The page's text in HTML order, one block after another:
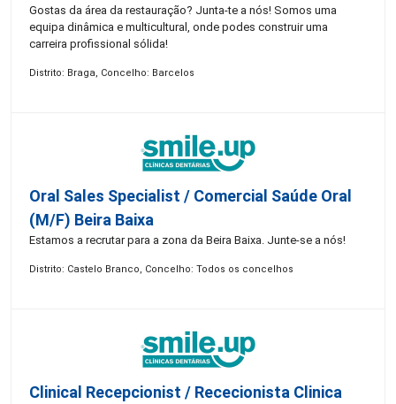
Gostas da área da restauração? Junta-te a nós! Somos uma
equipa dinâmica e multicultural, onde podes construir uma
carreira profissional sólida!
Distrito: Braga, Concelho: Barcelos
Oral Sales Specialist / Comercial Saúde Oral
(M/F) Beira Baixa
Estamos a recrutar para a zona da Beira Baixa. Junte-se a nós!
Distrito: Castelo Branco, Concelho: Todos os concelhos
Clinical Recepcionist / Rececionista Clinica